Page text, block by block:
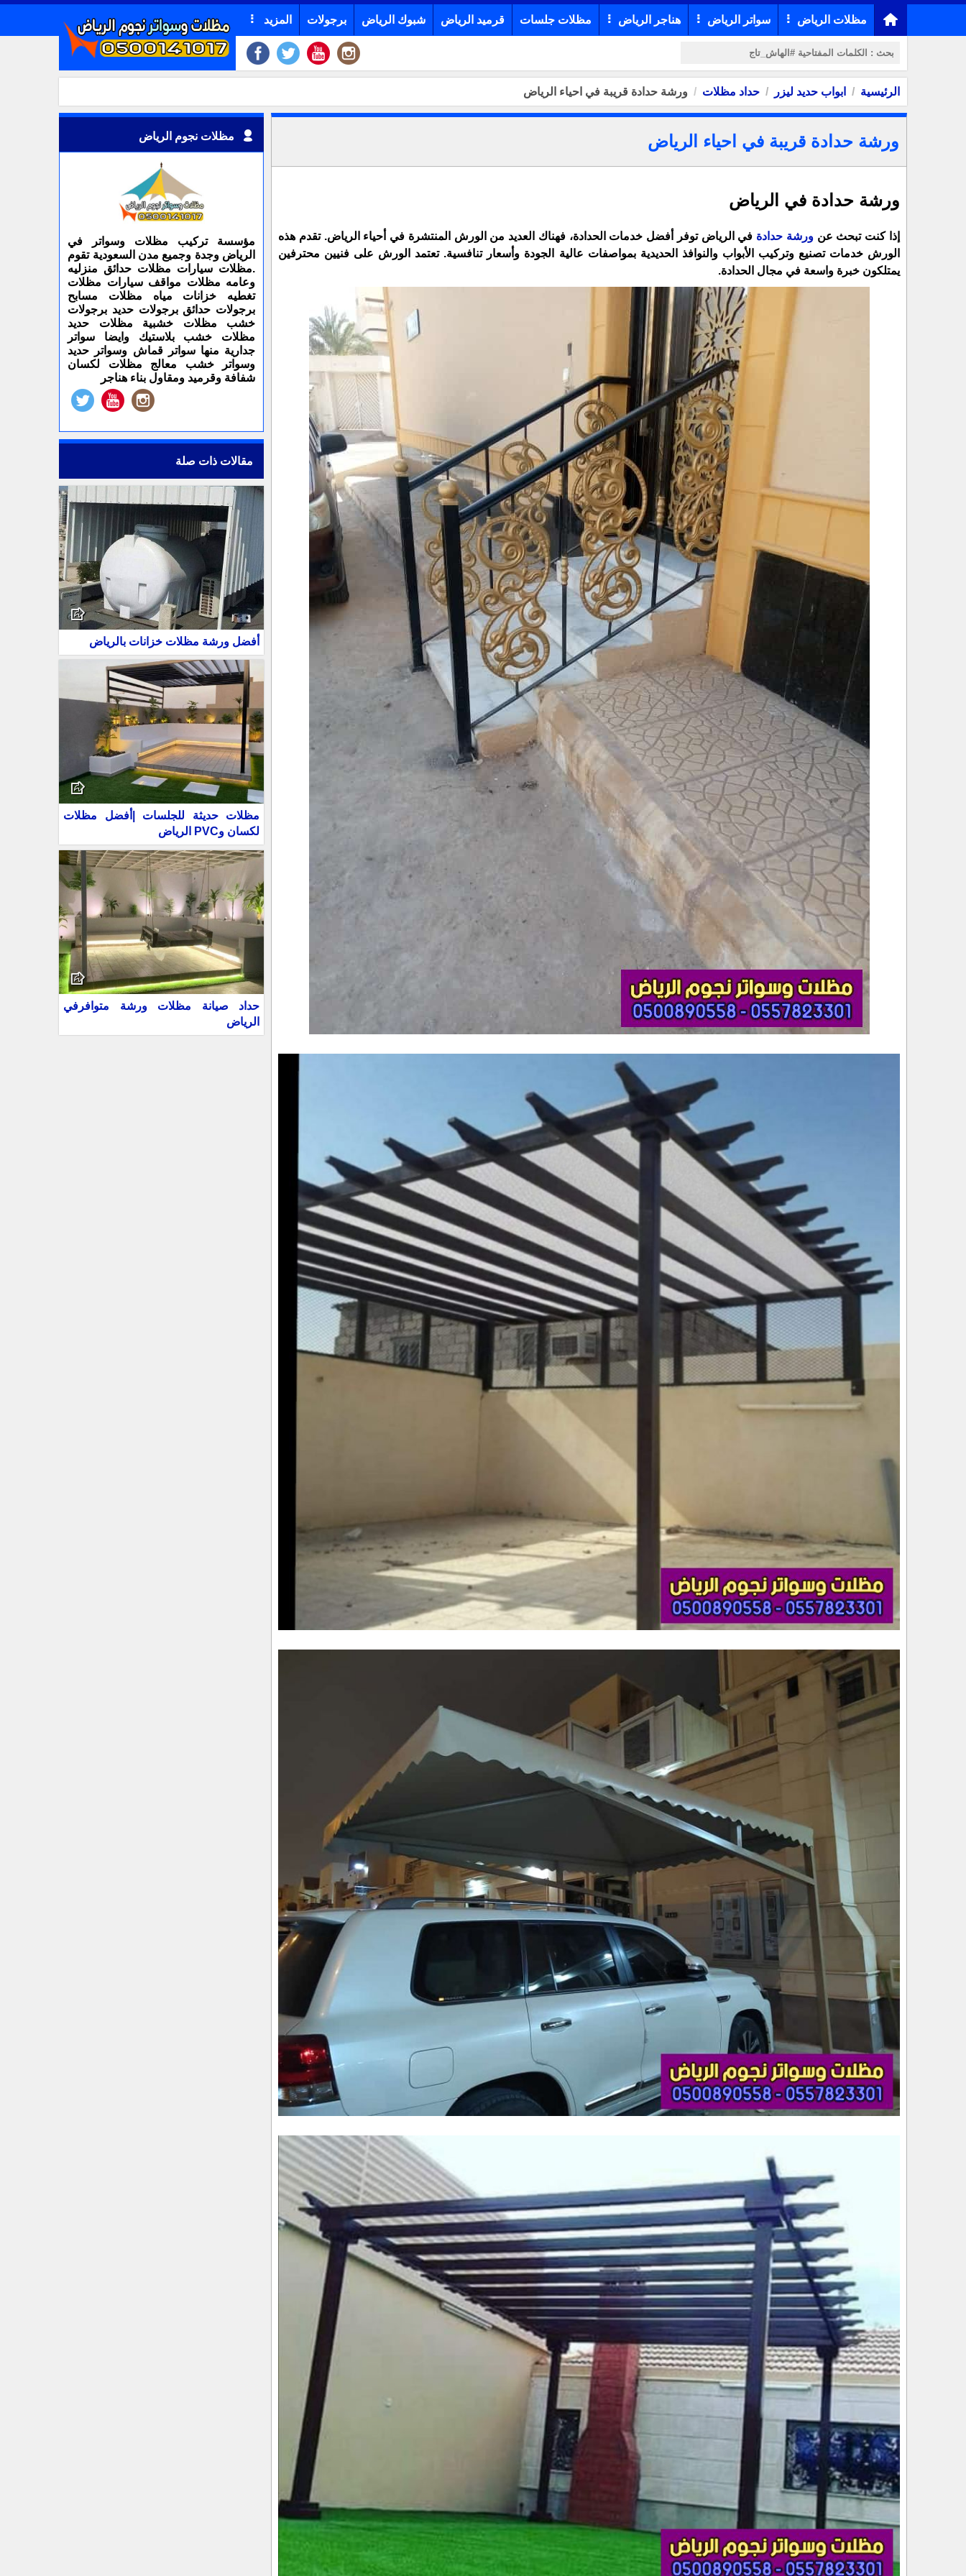
مظلات الرياض سواتر الرياض هناجر الرياض مظلات جلسات قرميد الرياض شبوك الرياض برجولات المزيد
الرئيسية ابواب حديد ليزر حداد مظلات ورشة حدادة قريبة في احياء الرياض
ورشة حدادة قريبة في احياء الرياض
ورشة حدادة في الرياض
إذا كنت تبحث عن ورشة حدادة في الرياض توفر أفضل خدمات الحدادة، فهناك العديد من الورش المنتشرة في أحياء الرياض. تقدم هذه
الورش خدمات تصنيع وتركيب الأبواب والنوافذ الحديدية بمواصفات عالية الجودة وأسعار تنافسية. تعتمد الورش على فنيين محترفين
يمتلكون خبرة واسعة في مجال الحدادة.
مظلات نجوم الرياض
مؤسسة تركيب مظلات وسواتر في
الرياض وجدة وجميع مدن السعودية تقوم
.مظلات سيارات مظلات حدائق منزليه
وعامه مظلات مواقف سيارات مظلات
تغطيه خزانات مياه مظلات مسابح
برجولات حدائق برجولات حديد برجولات
خشب مظلات خشبية مظلات حديد
مظلات خشب بلاستيك وايضا سواتر
جدارية منها سواتر قماش وسواتر حديد
وسواتر خشب معالج مظلات لكسان
شفافة وقرميد ومقاول بناء هناجر
مقالات ذات صلة
أفضل ورشة مظلات خزانات بالرياض
مظلات حديثة للجلسات |أفضل مظلات
لكسان وPVC الرياض
حداد صيانة مظلات ورشة متوافرفي
الرياض